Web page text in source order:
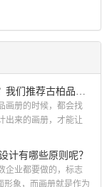
册的时候，都会找
出来的画册，才能让
哪家公司。 广州画
选择古柏品牌设
成立于2004年，是
计有哪些原则呢？
业都要做的，标志
形象，而画册就是作为